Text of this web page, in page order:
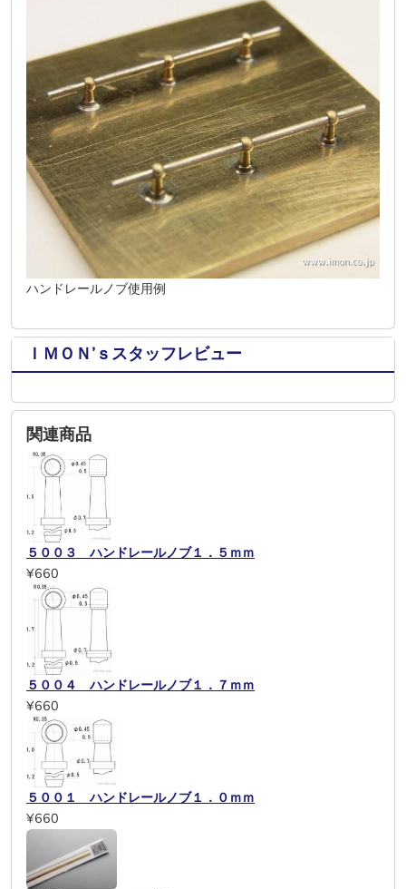
ハンドレールノブ使用例
ＩＭＯＮ’ｓスタッフレビュー
関連商品
５００３ ハンドレールノブ１．５ｍｍ
¥660
５００４ ハンドレールノブ１．７ｍｍ
¥660
５００１ ハンドレールノブ１．０ｍｍ
¥660